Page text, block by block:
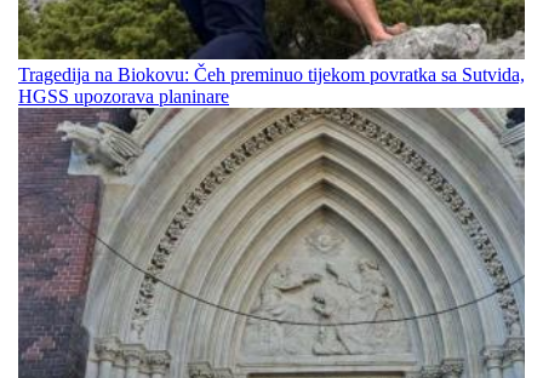
Tragedija na Biokovu: Čeh preminuo tijekom povratka sa Sutvida,
HGSS upozorava planinare